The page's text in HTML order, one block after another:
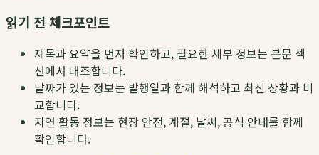
읽기 전 체크포인트
제목과 요약을 먼저 확인하고, 필요한 세부 정보는 본문 섹
션에서 대조합니다.
날짜가 있는 정보는 발행일과 함께 해석하고 최신 상황과 비
교합니다.
자연 활동 정보는 현장 안전, 계절, 날씨, 공식 안내를 함께
확인합니다.